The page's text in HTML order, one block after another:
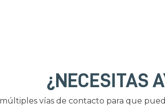
¿NECESITAS
vías de contacto para que